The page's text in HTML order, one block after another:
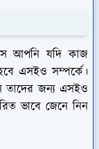
আপনি যদি কাজ
এসইও সম্পর্কে।
তাদের জন্য এসইও
ভাবে জেনে নিন